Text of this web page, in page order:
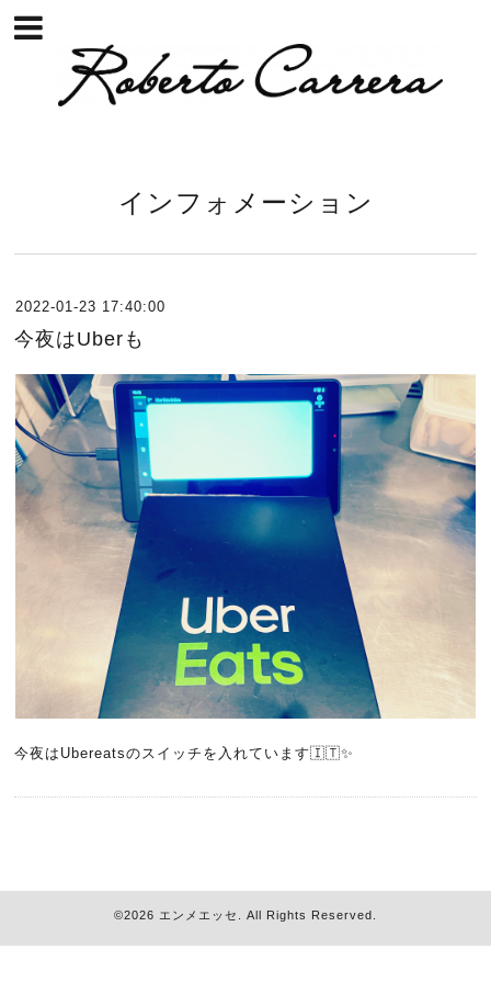
インフォメーション
2022-01-23 17:40:00
今夜はUberも
今夜はUbereatsのスイッチを入れています🇮🇹✨
©2026 エンメエッセ . All Rights Reserved.